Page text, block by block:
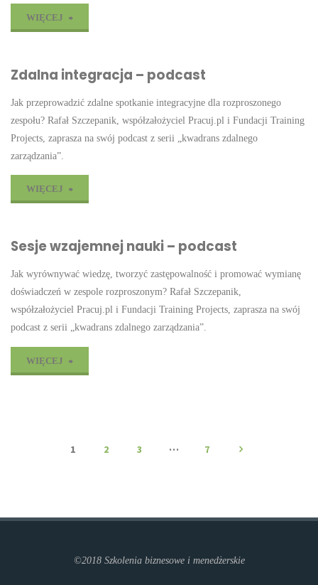
WIĘCEJ "Spotkania
–
podcast"
Zdalna integracja – podcast
Jak przeprowadzić zdalne spotkanie integracyjne dla rozproszonego
zespołu? Rafał Szczepanik, współzałożyciel Pracuj.pl i Fundacji Training
Projects, zaprasza na swój podcast z serii „kwadrans zdalnego
zarządzania”.
WIĘCEJ "Zdalna
–
podcast"
Sesje wzajemnej nauki – podcast
Jak wyrównywać wiedzę, tworzyć zastępowalność i promować wymianę
doświadczeń w zespole rozproszonym? Rafał Szczepanik,
współzałożyciel Pracuj.pl i Fundacji Training Projects, zaprasza na swój
podcast z serii „kwadrans zdalnego zarządzania”.
WIĘCEJ "Sesje
–
Stronicowanie
1 2 3 … 7
©2018 Szkolenia biznesowe i menedżerskie